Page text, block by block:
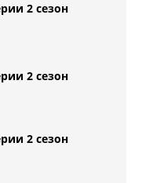
2 сезон
2 сезон
2 сезон